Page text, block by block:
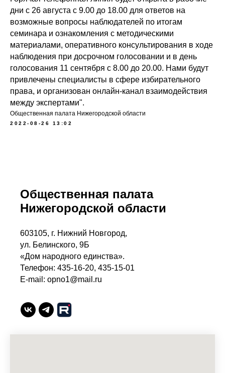
дни с 26 августа с 9.00 до 18.00 для ответов на
возможные вопросы наблюдателей по итогам
семинара и ознакомления с методическими
материалами, оперативного консультирования в ходе
наблюдения при досрочном голосовании и в день
голосования 11 сентября с 8.00 до 20.00. Нами будут
привлечены специалисты в сфере избирательного
права, и организован онлайн-канал взаимодействия
между экспертами".
Общественная палата Нижегородской области
2022-08-26 13:02
Общественная палата
Нижегородской области
603105, г. Нижний Новгород,
ул. Белинского, 9Б
«Дом народного единства».
Телефон: 435-16-20, 435-15-01
E-mail: opno1@mail.ru